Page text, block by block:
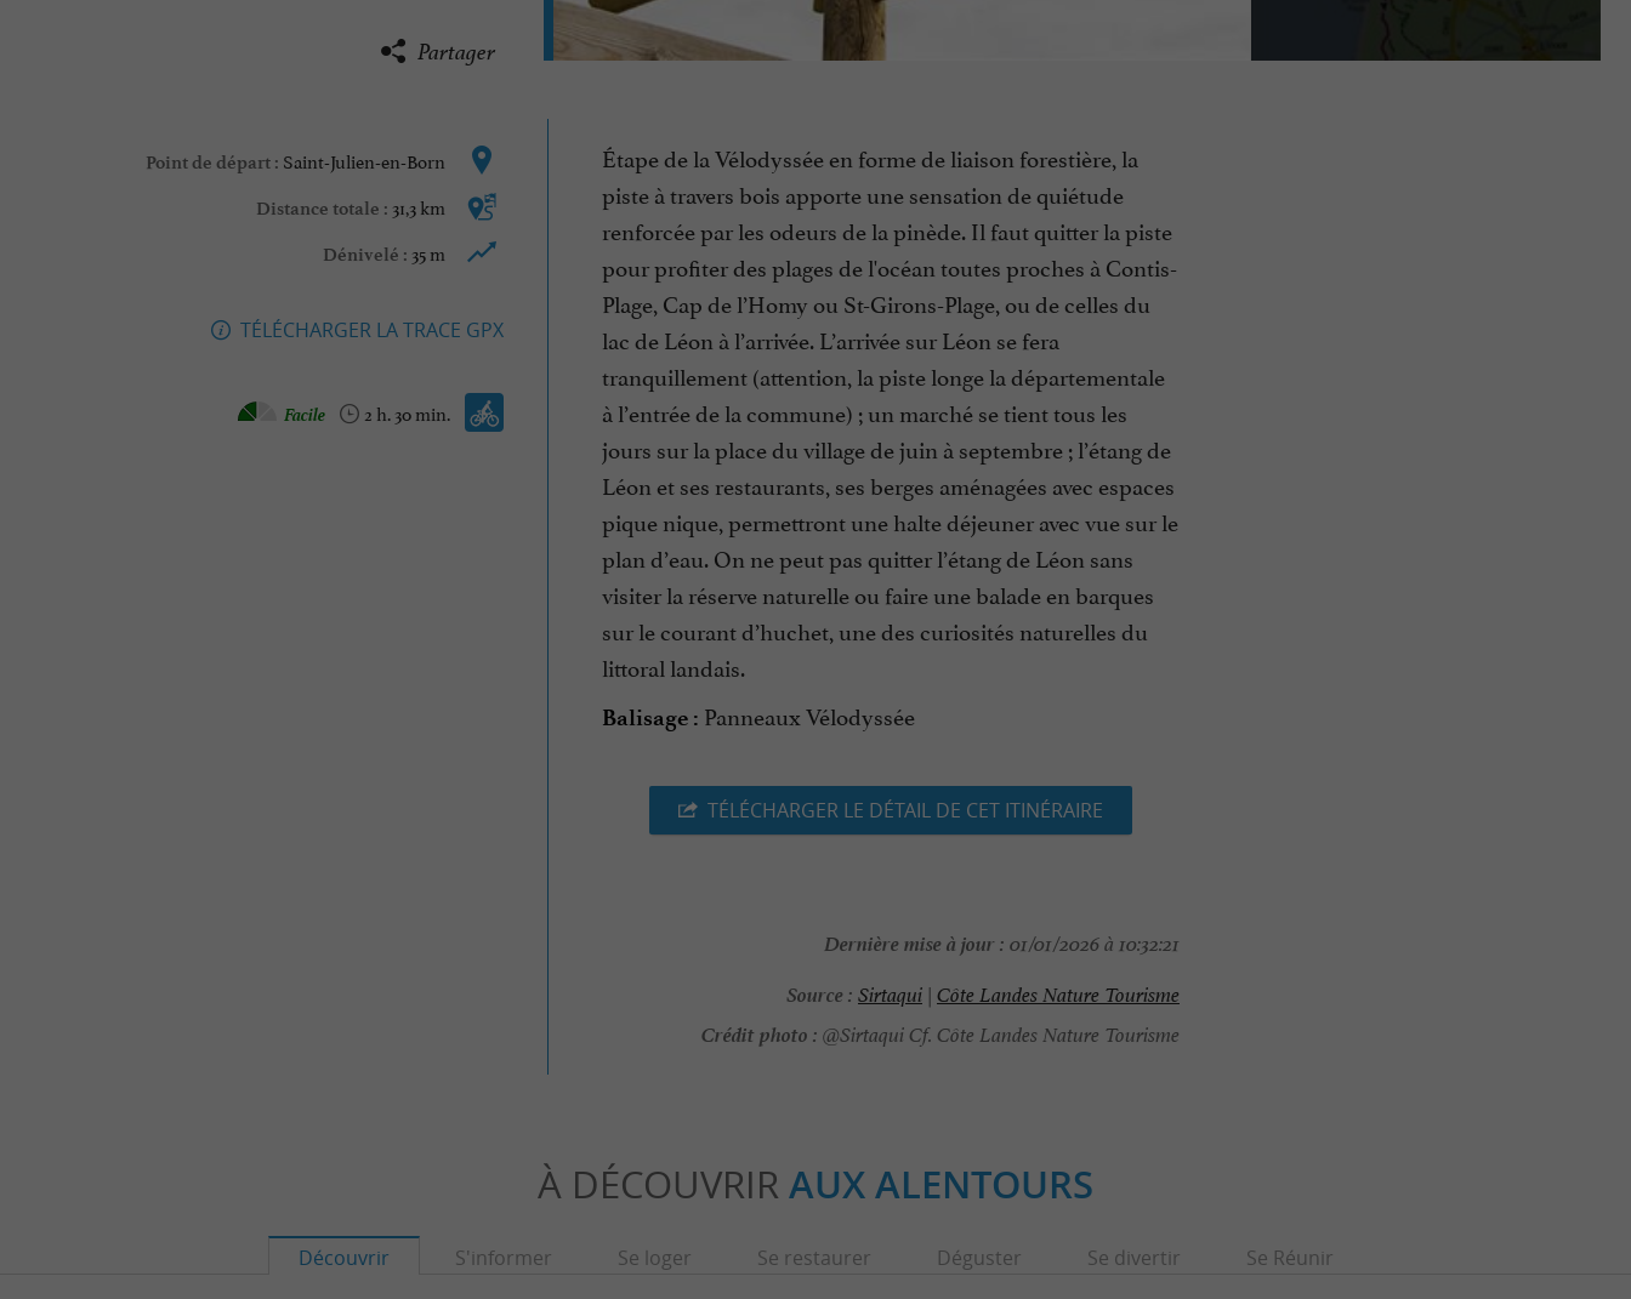
Partager
Point de départ : Saint-Julien-en-Born
Distance totale : 31,3 km
Dénivelé : 35 m
TÉLÉCHARGER LA TRACE GPX
Vélo vtc :
2 h. 30 min.
Facile
Étape de la Vélodyssée en forme de liaison forestière, la
piste à travers bois apporte une sensation de quiétude
renforcée par les odeurs de la pinède. Il faut quitter la piste
pour profiter des plages de l'océan toutes proches à Contis-
Plage, Cap de l’Homy ou St-Girons-Plage, ou de celles du
lac de Léon à l’arrivée. L’arrivée sur Léon se fera
tranquillement (attention, la piste longe la départementale
à l’entrée de la commune) ; un marché se tient tous les
jours sur la place du village de juin à septembre ; l’étang de
Léon et ses restaurants, ses berges aménagées avec espaces
pique nique, permettront une halte déjeuner avec vue sur le
plan d’eau. On ne peut pas quitter l’étang de Léon sans
visiter la réserve naturelle ou faire une balade en barques
sur le courant d’huchet, une des curiosités naturelles du
littoral landais.
Balisage : Panneaux Vélodyssée
TÉLÉCHARGER LE DÉTAIL DE CET ITINÉRAIRE
Dernière mise à jour : 01/01/2026 à 10:32:21
Source : Sirtaqui| Côte Landes Nature Tourisme
Crédit photo : @Sirtaqui Cf. Côte Landes Nature Tourisme
À DÉCOUVRIR AUX ALENTOURS
Découvrir S'informer Se loger Se restaurer Déguster Se divertir Se Réunir